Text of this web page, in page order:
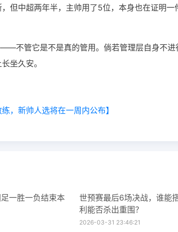
但中超两年半，主帅用了5位，本身也在证明
不管它是不是真的管用。倘若管理层自身不
坐久安。
，新帅人选将在一周内公布】
一胜一负结束本
世预赛最后6场决战，谁能
利能否杀出重围？
2026-03-31 23:46:21